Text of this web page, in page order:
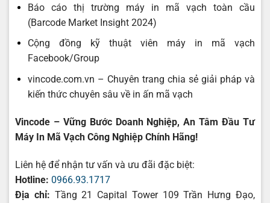
Báo cáo thị trường máy in mã vạch toàn cầu
(Barcode Market Insight 2024)
Cộng đồng kỹ thuật viên máy in mã vạch
Facebook/Group
vincode.com.vn – Chuyên trang chia sẻ giải pháp và
kiến thức chuyên sâu về in ấn mã vạch
Vincode – Vững Bước Doanh Nghiệp, An Tâm Đầu Tư
Máy In Mã Vạch Công Nghiệp Chính Hãng!
Liên hệ để nhận tư vấn và ưu đãi đặc biệt:
Hotline: 0966.93.1717
Địa chỉ: Tầng 21 Capital Tower 109 Trần Hưng Đạo,